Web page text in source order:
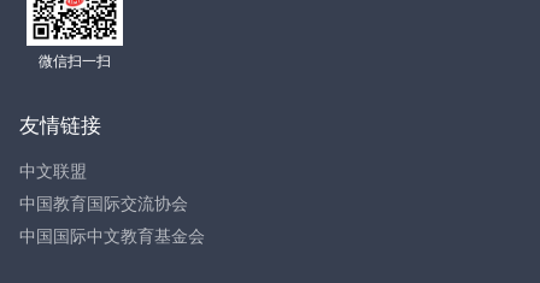
微信扫一扫
友情链接
中文联盟
中国教育国际交流协会
中国国际中文教育基金会